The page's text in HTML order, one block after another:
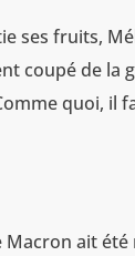
ses fruits,
coupé de
quoi,
ait